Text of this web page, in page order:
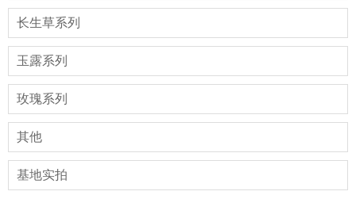
长生草系列
玉露系列
玫瑰系列
其他
基地实拍